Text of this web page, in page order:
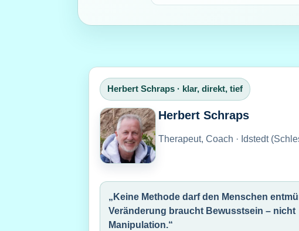
Herbert Schraps · klar, direkt, tief
Herbert Schraps
Therapeut, Coach · Idstedt
„Keine Methode darf den Menschen
Veränderung braucht Bewusstsein – nicht
Manipulation.“